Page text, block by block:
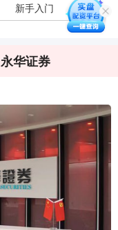
新手入门
永华证券